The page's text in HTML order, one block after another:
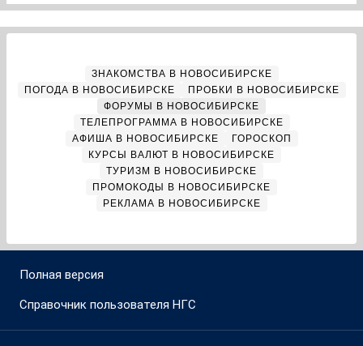
ЗНАКОМСТВА В НОВОСИБИРСКЕ
ПОГОДА В НОВОСИБИРСКЕ
ПРОБКИ В НОВОСИБИРСКЕ
ФОРУМЫ В НОВОСИБИРСКЕ
ТЕЛЕПРОГРАММА В НОВОСИБИРСКЕ
АФИША В НОВОСИБИРСКЕ
ГОРОСКОП
КУРСЫ ВАЛЮТ В НОВОСИБИРСКЕ
ТУРИЗМ В НОВОСИБИРСКЕ
ПРОМОКОДЫ В НОВОСИБИРСКЕ
РЕКЛАМА В НОВОСИБИРСКЕ
Полная версия
Справочник пользователя НГС